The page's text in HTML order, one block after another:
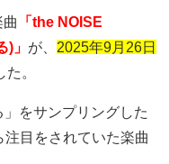
曲
「the NOISE
」 が、 2025年9月26日
。
をサンプリングした
目をされていた楽曲